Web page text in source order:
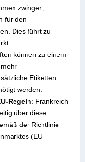
zwingen,
für den
Dies führt zu
können zu einem
Etiketten
werden.
Regeln: Frankreich
über diese
der Richtlinie
(EU